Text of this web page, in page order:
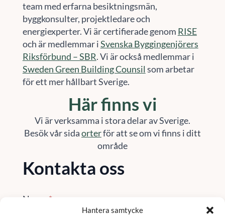
Hantera samtycke
team med erfarna besiktningsmän,
byggkonsulter, projektledare och
energiexperter. Vi är certifierade genom RISE
och är medlemmar iSvenska Byggingenjörers
Riksförbund – SBR. Vi är också medlemmar i
Sweden Green Building Counsil som arbetar
för ett mer hållbart Sverige.
Här finns vi
Vi är verksamma i stora delar av Sverige.
Besök vår sidaorterför att se om vi finns i ditt
område
Kontakta oss
Namn *